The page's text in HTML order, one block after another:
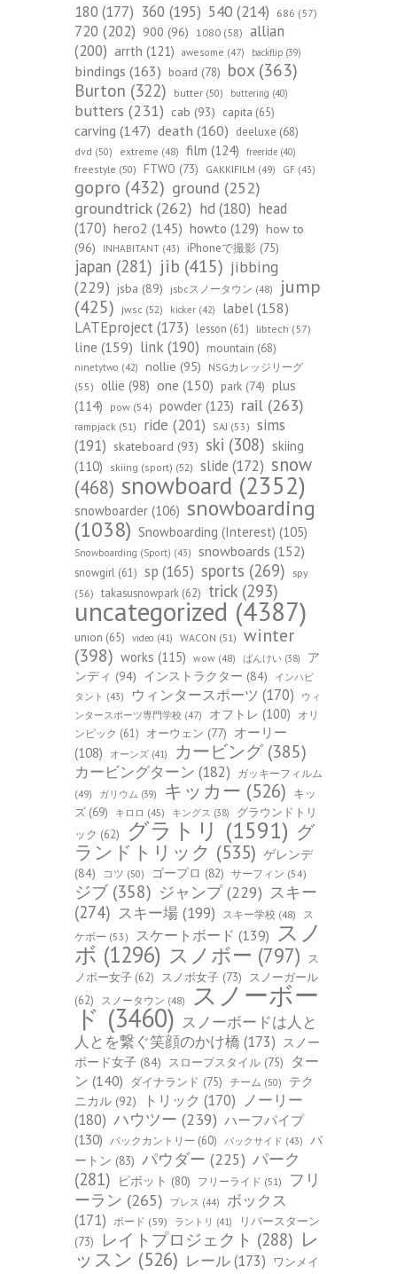
180 (177) 360 (195) 540 (214) 686 (57)
720 (202) 900 (96) 1080 (58) allian
(200) arrth (121) awesome (47) backflip (39)
bindings (163) board (78) box(363)
Burton (322) butter (50) buttering (40)
butters (231) cab (93) capita (65)
carving (147) death (160) deeluxe (68)
dvd (50) extreme (48) film (124) freeride (40)
freestyle (50) FTWO (73) GAKKIFILM (49) GF (43)
gopro (432) ground (252)
groundtrick(262) hd(180) head
(170) hero2 (145) howto (129) how to
(96)
INHABITANT (43) iPhoneで撮影 (75)
japan (281) jib (415) jibbing
(229) jsba (89) jsbcスノータウン (48)
jump
(425)
jwsc (52) kicker (42) label (158)
LATEproject(173) lesson (61) libtech (57)
line (159) link (190) mountain (68)
ninetytwo (42) nollie (95)
NSGカレッジリーグ
(55)
ollie (98) one (150) park (74) plus
(114)
pow (54) powder (123) rail (263)
rampjack (51) ride (201) SAJ (53) sims
(191) skateboard (93) ski (308) skiing
(110)
skiing (sport) (52) slide (172) snow
(468) snowboard (2352)
snowboarder (106) snowboarding
(1038) Snowboarding (Interest) (105)
Snowboarding (Sport) (43) snowboards (152)
snowgirl (61) sp (165) sports (269)
spy
(56) takasusnowpark (62) trick (293)
uncategorized (4387)
union (65) video (41) WACON (51) winter
(398) works (115) wow (48) ばんけい (38)
ア
ンディ (94) インストラクター (84)
インハビ
タント (43) ウィンタースポーツ (170)
ウィ
ンタースポーツ専門学校 (47) オフトレ (100)
オリ
ンピック (61) オーウェン (77) オーリー
(108)
オーンズ (41) カービング (385)
カービングターン (182)
ガッキーフィルム
(49)
ガリウム (39) キッカー (526) キッ
ズ (69) キロロ (45) キングス (38)
グラウンドトリ
ック (62) グラトリ (1591) グ
ランドトリック (535) ゲレンデ
(84)
コツ (50) ゴープロ (82) サーフィン (54)
ジブ (358) ジャンプ(229) スキー
(274) スキー場 (199) スキー学校 (48)
ス
ケボー (53) スケートボード (139) スノ
ボ (1296) スノボー (797)
ス
ノボー女子 (62) スノボ女子 (73)
スノーガール
(62)
スノータウン (48) スノーボー
ド (3460) スノーボードは人と
人とを繋ぐ笑顔のかけ橋 (173) スノー
ボード女子 (84) スロープスタイル (75)
ター
ン (140) ダイナランド (75) チーム (50)
テク
ニカル (92) トリック (170) ノーリー
(180) ハウツー (239) ハーフパイプ
(130)
バックカントリー (60) バックサイド (43)
バ
ートン (83) パウダー (225) パーク
(281)
ピボット (80) フリーライド (51)
フリ
ーラン (265) プレス (44)
ボックス
(171)
ボード (59) ラントリ (41)
リバースターン
(73)
レイトプロジェクト (288) レ
ッスン (526) レール(173) ワンメイ